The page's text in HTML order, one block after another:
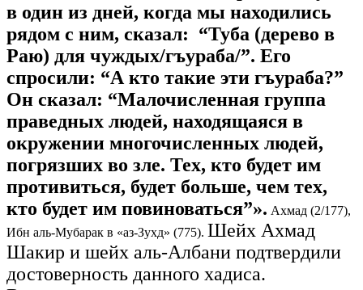
в один из дней, когда мы находились
рядом с ним, сказал: “Туба (дерево в
Раю) для чуждых/гъураба/”. Его
спросили: “А кто такие эти гъураба?”
Он сказал: “Малочисленная группа
праведных людей, находящаяся в
окружении многочисленных людей,
погрязших во зле. Тех, кто будет им
противиться, будет больше, чем тех,
кто будет им повиноваться”». Ахмад (2/177),
Ибн аль-Мубарак в «аз-Зухд» (775). Шейх Ахмад
Шакир и шейх аль-Албани подтвердили
достоверность данного хадиса.